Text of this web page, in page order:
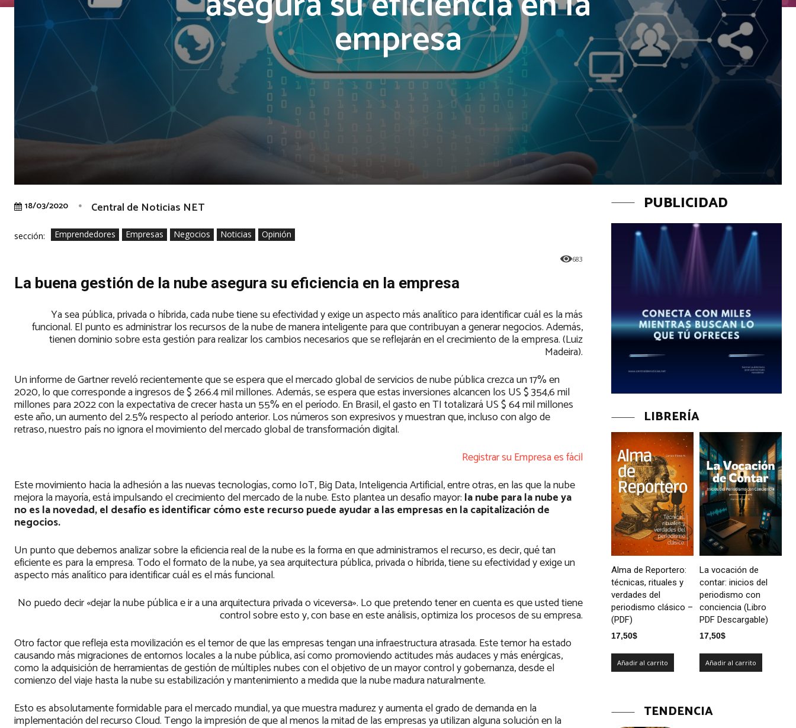
empresa
18/03/2020 Central de Noticias NET
sección: Emprendedores Empresas Negocios Noticias Opinión
683
La buena gestión de la nube asegura su eficiencia en la empresa
Ya sea pública, privada o híbrida, cada nube tiene su efectividad y exige un aspecto más analítico para identificar cuál es la más
funcional. El punto es administrar los recursos de la nube de manera inteligente para que contribuyan a generar negocios. Además,
tienen dominio sobre esta gestión para realizar los cambios necesarios que se reflejarán en el crecimiento de la empresa. (Luiz
Madeira).
Un informe de Gartner reveló recientemente que se espera que el mercado global de servicios de nube pública crezca un 17% en
2020, lo que corresponde a ingresos de $ 266.4 mil millones. Además, se espera que estas inversiones alcancen los US $ 354,6 mil
millones para 2022 con la expectativa de crecer hasta un 55% en el período. En Brasil, el gasto en TI totalizará US $ 64 mil millones
este año, un aumento del 2.5% respecto al período anterior. Los números son expresivos y muestran que, incluso con algo de
retraso, nuestro país no ignora el movimiento del mercado global de transformación digital.
Registrar su Empresa es fácil
Este movimiento hacia la adhesión a las nuevas tecnologías, como IoT, Big Data, Inteligencia Artificial, entre otras, en las que la nube
mejora la mayoría, está impulsando el crecimiento del mercado de la nube. Esto plantea un desafío mayor: la nube para la nube ya
no es la novedad, el desafío es identificar cómo este recurso puede ayudar a las empresas en la capitalización de
negocios.
Un punto que debemos analizar sobre la eficiencia real de la nube es la forma en que administramos el recurso, es decir, qué tan
eficiente es para la empresa. Todo el formato de la nube, ya sea arquitectura pública, privada o híbrida, tiene su efectividad y exige un
aspecto más analítico para identificar cuál es el más funcional.
No puedo decir «dejar la nube pública e ir a una arquitectura privada o viceversa». Lo que pretendo tener en cuenta es que usted tiene
control sobre esto y, con base en este análisis, optimiza los procesos de su empresa.
Otro factor que refleja esta movilización es el temor de que las empresas tengan una infraestructura atrasada. Este temor ha estado
causando más migraciones de entornos locales a la nube pública, así como promoviendo actitudes más audaces y más enérgicas,
como la adquisición de herramientas de gestión de múltiples nubes con el objetivo de un mayor control y gobernanza, desde el
comienzo del viaje hasta la nube su estabilización y mantenimiento a medida que la nube madura naturalmente.
Esto es absolutamente formidable para el mercado mundial, ya que muestra madurez y aumenta el grado de demanda en la
implementación del recurso Cloud. Tengo la impresión de que al menos la mitad de las empresas ya utilizan alguna solución en la
PUBLICIDAD
LIBRERÍA
Alma de Reportero:
técnicas, rituales y
verdades del
periodismo clásico –
(PDF)
17,50$
Añadir al carrito
La vocación de
contar: inicios del
periodismo con
conciencia (Libro
PDF Descargable)
17,50$
Añadir al carrito
TENDENCIA